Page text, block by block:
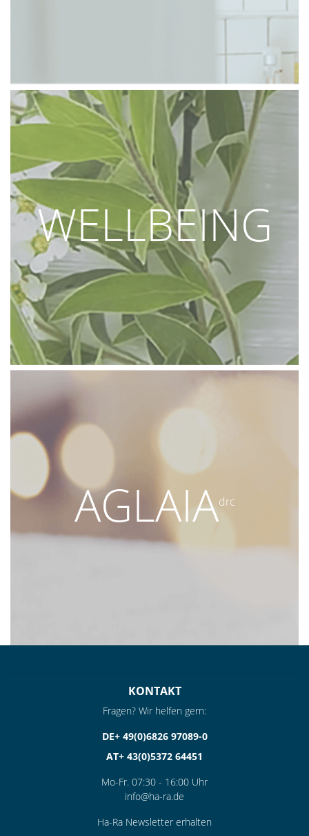
WELLBEING
AGLAIAdrc
KONTAKT
Fragen? Wir helfen gern:
DE+ 49(0)6826 97089-0
AT+ 43(0)5372 64451
Mo-Fr. 07:30 - 16:00 Uhr
info@ha-ra.de
Ha-Ra Newsletter erhalten